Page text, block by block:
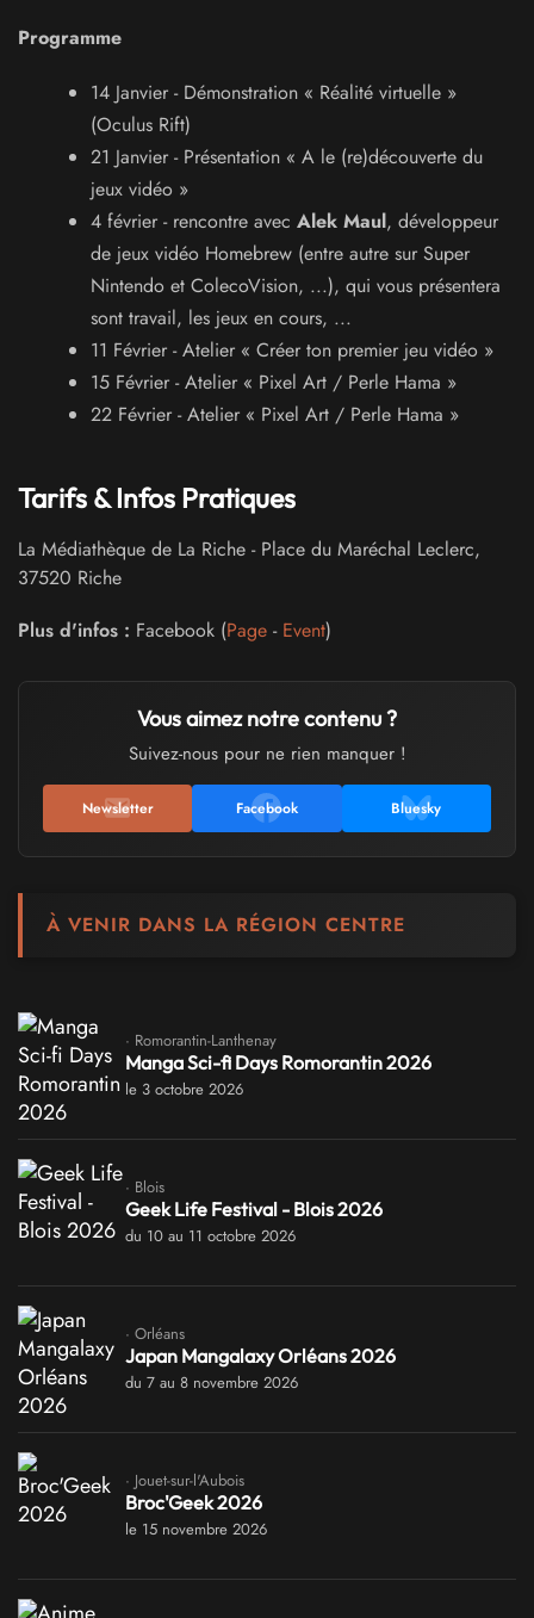
Programme
14 Janvier - Démonstration « Réalité virtuelle »
(Oculus Rift)
21 Janvier - Présentation « A le (re)découverte du
jeux vidéo »
4 février - rencontre avec Alek Maul, développeur
de jeux vidéo Homebrew (entre autre sur Super
Nintendo et ColecoVision, ...), qui vous présentera
sont travail, les jeux en cours, ...
11 Février - Atelier « Créer ton premier jeu vidéo »
15 Février - Atelier « Pixel Art / Perle Hama »
22 Février - Atelier « Pixel Art / Perle Hama »
Tarifs & Infos Pratiques
La Médiathèque de La Riche - Place du Maréchal Leclerc,
37520 Riche
Plus d'infos : Facebook (Page - Event)
Vous aimez notre contenu ?
Suivez-nous pour ne rien manquer !
Newsletter Facebook Bluesky
À VENIR DANS LA RÉGION CENTRE
· Romorantin-Lanthenay
Manga Sci-fi Days Romorantin 2026
le 3 octobre 2026
· Blois
Geek Life Festival - Blois 2026
du 10 au 11 octobre 2026
· Orléans
Japan Mangalaxy Orléans 2026
du 7 au 8 novembre 2026
· Jouet-sur-l'Aubois
Broc'Geek 2026
le 15 novembre 2026